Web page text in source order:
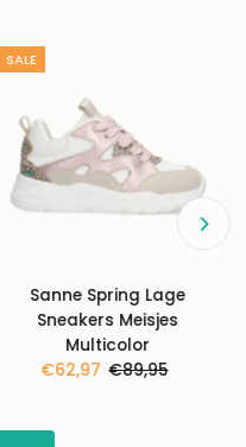
SALE
Sanne Spring Lage
Sneakers Meisjes
Multicolor
Kortingsprijs
€62,97 Normale
€89,95